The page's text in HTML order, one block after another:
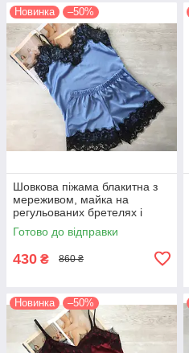
Новинка –50%
Шовкова піжама блакитна з
мереживом, майка на
регульованих бретелях і
шорти
Готово до відправки
430 ₴ 860 ₴
Новинка –50%